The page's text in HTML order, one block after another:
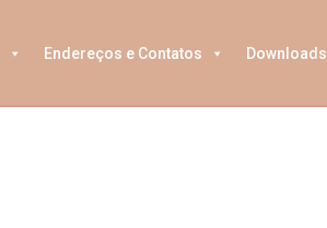
Endereços e Contatos Downloads